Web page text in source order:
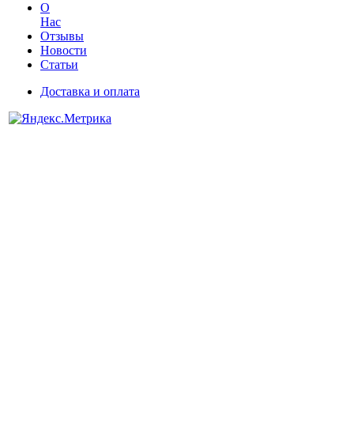
О
Нас
Отзывы
Новости
Статьи
Доставка и оплата